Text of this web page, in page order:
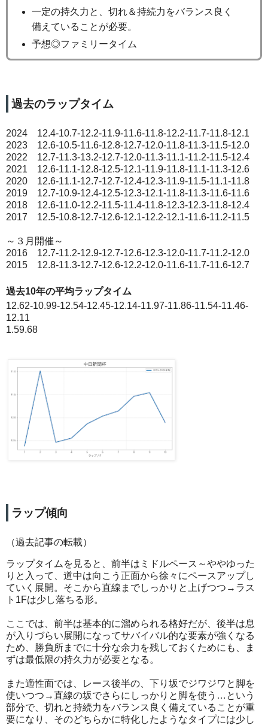
一定の持久力と、切れ＆持続力をバランス良く
備えていることが必要。
予想◎ファミリータイム
過去のラップタイム
2024 12.4-10.7-12.2-11.9-11.6-11.8-12.2-11.7-11.8-12.1
2023 12.6-10.5-11.6-12.8-12.7-12.0-11.8-11.3-11.5-12.0
2022 12.7-11.3-13.2-12.7-12.0-11.3-11.1-11.2-11.5-12.4
2021 12.6-11.1-12.8-12.5-12.1-11.9-11.8-11.1-11.3-12.6
2020 12.6-11.1-12.7-12.7-12.4-12.3-11.9-11.5-11.1-11.8
2019 12.7-10.9-12.4-12.5-12.3-12.1-11.8-11.3-11.6-11.6
2018 12.6-11.0-12.2-11.5-11.4-11.8-12.3-12.3-11.8-12.4
2017 12.5-10.8-12.7-12.6-12.1-12.2-12.1-11.6-11.2-11.5
～３月開催～
2016 12.7-11.2-12.9-12.7-12.6-12.3-12.0-11.7-11.2-12.0
2015 12.8-11.3-12.7-12.6-12.2-12.0-11.6-11.7-11.6-12.7
過去10年の平均ラップタイム
12.62-10.99-12.54-12.45-12.14-11.97-11.86-11.54-11.46-
12.11
1.59.68
ラップ傾向
（過去記事の転載）
ラップタイムを見ると、前半はミドルペース～ややゆった
りと入って、道中は向こう正面から徐々にペースアップし
ていく展開。そこから直線までしっかりと上げつつ→ラス
ト1Fは少し落ちる形。
ここでは、前半は基本的に溜められる格好だが、後半は息
が入りづらい展開になってサバイバル的な要素が強くなる
ため、勝負所までに十分な余力を残しておくためにも、ま
ずは最低限の持久力が必要となる。
また適性面では、レース後半の、下り坂でジワジワと脚を
使いつつ→直線の坂でさらにしっかりと脚を使う…という
部分で、切れと持続力をバランス良く備えていることが重
要になり、そのどちらかに特化したようなタイプには少し